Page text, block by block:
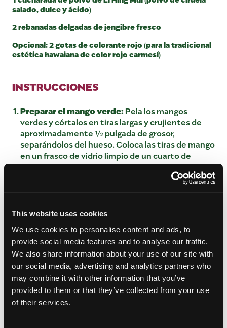
This website uses cookies
We use cookies to personalise content and ads, to
provide social media features and to analyse our traffic.
We also share information about your use of our site with
our social media, advertising and analytics partners who
may combine it with other information that you’ve
provided to them or that they’ve collected from your use
of their services.
salado, dulce y ácido)
2 rebanadas delgadas de jengibre fresco
Opcional: 2 gotas de colorante rojo (para la tradicional
estética hawaiana de color rojo carmesí)
INSTRUCCIONES
Preparar el mango verde: Pela los mangos
verdes y córtalos en tiras largas y crujientes de
aproximadamente ½ pulgada de grosor,
separándolos del hueso. Coloca las tiras de mango
en un frasco de vidrio limpio de un cuarto de
galón.
En una olla pequeña,
Lleva a ebullición suave, revolviendo
constantemente hasta que el azúcar y la sal se
disuelvan por completo. Retira del fuego.
Incorporar el polvo de ciruela:Bate el polvo de
Li Hing Mui (y el colorante rojo opcional)
directamente en la mezcla de vinagre caliente
hasta obtener una mezcla homogénea.
Verter y curar: Vierte la salmuera tibia sobre las
tiras de mango verde en el frasco, asegurándote